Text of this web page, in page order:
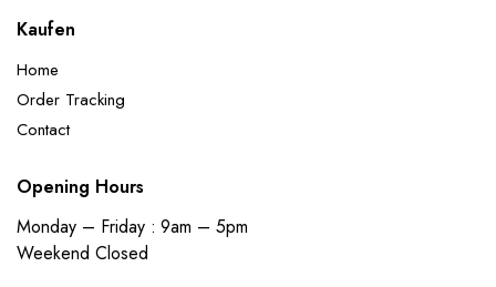
Kaufen
Home
Order Tracking
Contact
Opening Hours
Monday – Friday : 9am – 5pm
Weekend Closed